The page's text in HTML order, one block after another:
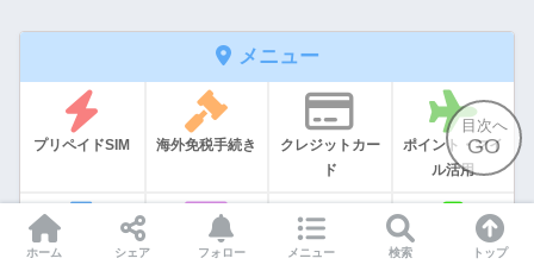
目次へ
GO
メニュー
プリペイドSIM 海外免税手続き
クレジットカー
ド
ポイント・マイ
ル活用
グルメ ホテル ラウンジ
ホーム シェア フォロー メニュー 検索 トップ